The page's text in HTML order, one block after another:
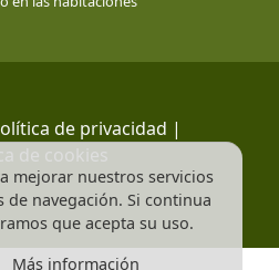
de privacidad |
de cookies
mejorar nuestros servicios
navegación. Si continua
que acepta su uso.
Más información